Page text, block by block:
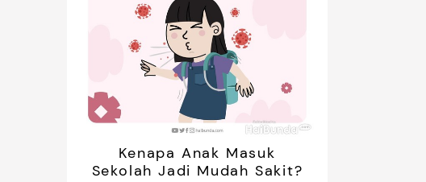
Kenapa Anak Masuk
Sekolah Jadi Mudah Sakit?